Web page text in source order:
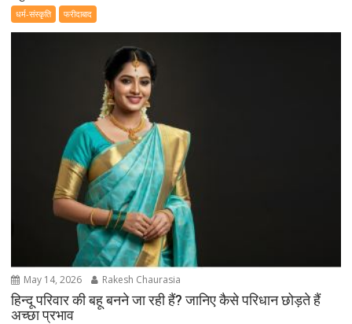
धर्म-संस्कृति फरीदाबाद
May 14, 2026 Rakesh Chaurasia
हिन्दू परिवार की बहू बनने जा रही हैं? जानिए कैसे परिधान छोड़ते हैं
अच्छा प्रभाव